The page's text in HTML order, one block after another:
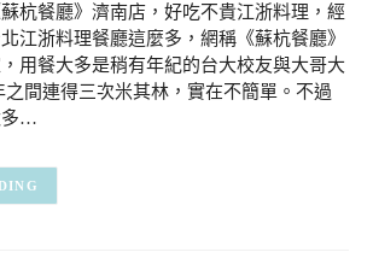
杭餐廳》濟南店，好吃不貴江浙料理，經
江浙料理餐廳這麼多，網稱《蘇杭餐廳》
用餐大多是稍有年紀的台大校友與大哥大
之間連得三次米其林，實在不簡單。不過
多…